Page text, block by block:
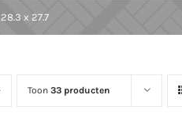
28.3 x 27.7
Toon33 producten